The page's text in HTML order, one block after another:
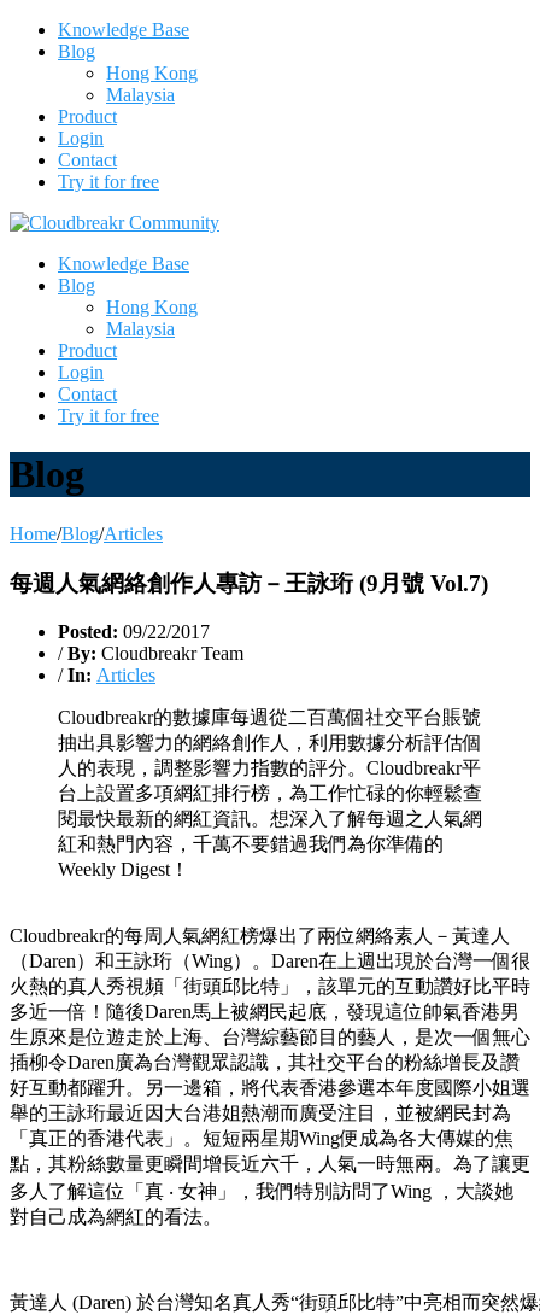
Knowledge Base
Blog
Hong Kong
Malaysia
Product
Login
Contact
Try it for free
Knowledge Base
Blog
Hong Kong
Malaysia
Product
Login
Contact
Try it for free
Blog
Home/Blog/Articles
每週人氣網絡創作人專訪－王詠珩 (9月號 Vol.7)
Posted: 09/22/2017
/ By: Cloudbreakr Team
/ In: Articles
Cloudbreakr的數據庫每週從二百萬個社交平台賬號
抽出具影響力的網絡創作人，利用數據分析評估個
人的表現，調整影響力指數的評分。Cloudbreakr平
台上設置多項網紅排行榜，為工作忙碌的你輕鬆查
閱最快最新的網紅資訊。想深入了解每週之人氣網
紅和熱門內容，千萬不要錯過我們為你準備的
Weekly Digest！
Cloudbreakr的每周人氣網紅榜爆出了兩位網絡素人－黃達人
（Daren）和王詠珩（Wing）。Daren在上週出現於台灣一個很
火熱的真人秀視頻「街頭邱比特」，該單元的互動讚好比平時
多近一倍！隨後Daren馬上被網民起底，發現這位帥氣香港男
生原來是位遊走於上海、台灣綜藝節目的藝人，是次一個無心
插柳令Daren廣為台灣觀眾認識，其社交平台的粉絲增長及讚
好互動都躍升。另一邊箱，將代表香港參選本年度國際小姐選
舉的王詠珩最近因大台港姐熱潮而廣受注目，並被網民封為
「真正的香港代表」。短短兩星期Wing便成為各大傳媒的焦
點，其粉絲數量更瞬間增長近六千，人氣一時無兩。為了讓更
多人了解這位「真 ‧ 女神」，我們特別訪問了Wing ，大談她
對自己成為網紅的看法。
黃達人 (Daren) 於台灣知名真人秀“街頭邱比特”中亮相而突然